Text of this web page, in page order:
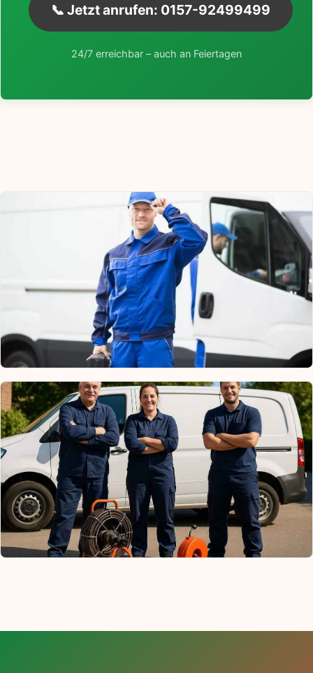
📞 Jetzt anrufen: 0157-92499499
24/7 erreichbar – auch an Feiertagen